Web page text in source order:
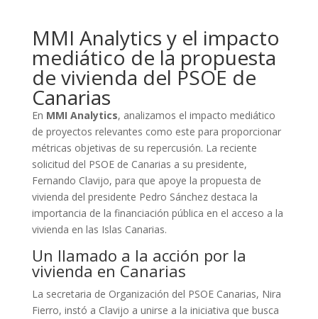
MMI Analytics y el impacto
mediático de la propuesta
de vivienda del PSOE de
Canarias
En MMI Analytics, analizamos el impacto mediático
de proyectos relevantes como este para proporcionar
métricas objetivas de su repercusión. La reciente
solicitud del PSOE de Canarias a su presidente,
Fernando Clavijo, para que apoye la propuesta de
vivienda del presidente Pedro Sánchez destaca la
importancia de la financiación pública en el acceso a la
vivienda en las Islas Canarias.
Un llamado a la acción por la
vivienda en Canarias
La secretaria de Organización del PSOE Canarias, Nira
Fierro, instó a Clavijo a unirse a la iniciativa que busca